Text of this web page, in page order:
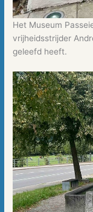
Het Museum
vrijheidsstrijder
geleefd heeft.